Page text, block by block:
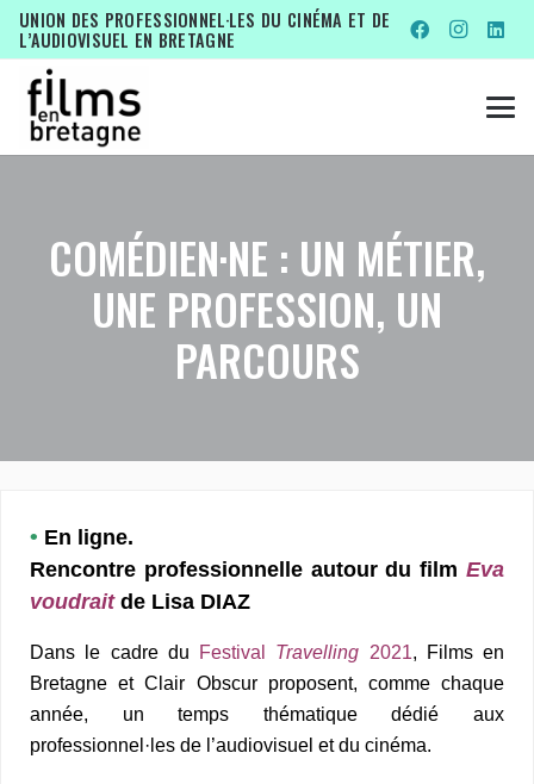
UNION DES PROFESSIONNEL·LES DU CINÉMA ET DE
L’AUDIOVISUEL EN BRETAGNE
COMÉDIEN·NE : UN MÉTIER,
UNE PROFESSION, UN
PARCOURS
• En ligne.
Rencontre professionnelle autour du film Eva
voudraitde Lisa DIAZ
Dans le cadre du Festival Travelling 2021, Films en
Bretagne et Clair Obscur proposent, comme chaque
année, un temps thématique dédié aux
professionnel·les de l’audiovisuel et du cinéma.